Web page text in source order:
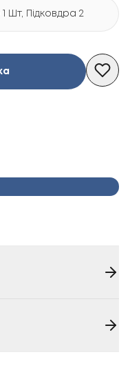
Шт, Підковдра 2 Шт